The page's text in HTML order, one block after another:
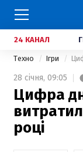
24 КАНАЛ
Техно Ігри
28 січня, 09:05
Цифра
році